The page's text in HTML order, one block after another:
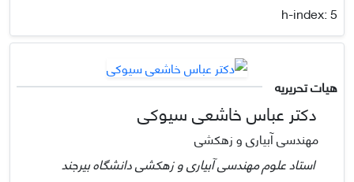
h-index:5
هیات تحریریه
دکتر عباس خاشعی سیوکی
مهندسی آبیاری و زهکشی
استاد علوم مهندسی آبیاری و زهکشی دانشگاه بیرجند